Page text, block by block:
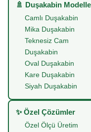
🚿 Duşakabin
Camlı Duşakabin
Mika Duşakabin
Teknesiz Cam
Duşakabin
Oval Duşakabin
Kare Duşakabin
Siyah Duşakabin
✨ Özel Çözümler
Özel Ölçü Üretim